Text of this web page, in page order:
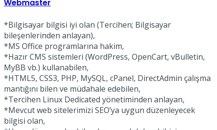
View All Result
Webmaster
*Bilgisayar bilgisi iyi olan (Tercihen; Bilgisayar
bileşenlerinden anlayan),
*MS Office programlarına hakim,
*Hazır CMS sistemleri (WordPress, OpenCart, vBulletin,
MyBB vb.) kullanabilen,
*HTML5, CSS3, PHP, MySQL, cPanel, DirectAdmin çalışma
mantığını bilen ve müdahale edebilen,
*Tercihen Linux Dedicated yönetiminden anlayan,
*Mevcut web sitelerimizi SEO’ya uygun düzenleyecek
bilgisi olan,